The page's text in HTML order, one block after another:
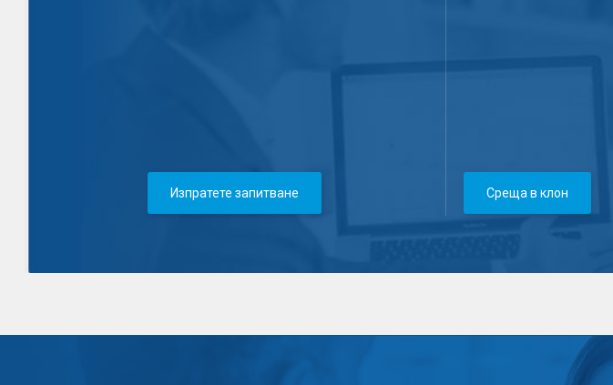
Изпратете запитване Среща в клон